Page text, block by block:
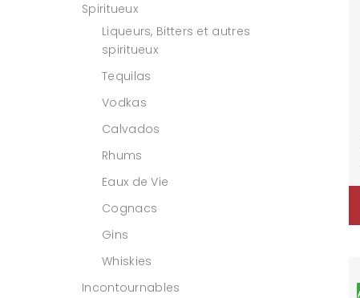
Spiritueux
Liqueurs, Bitters et autres
spiritueux
Tequilas
Vodkas
Calvados
Rhums
Eaux de Vie
Cognacs
Gins
Whiskies
Incontournables